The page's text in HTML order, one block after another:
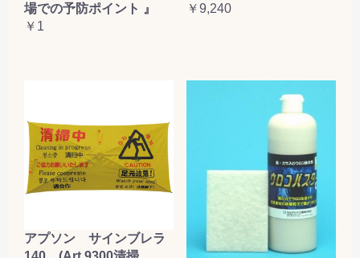
場での予防ポイント 』
￥1
￥9,240
アプソン サインブレラ